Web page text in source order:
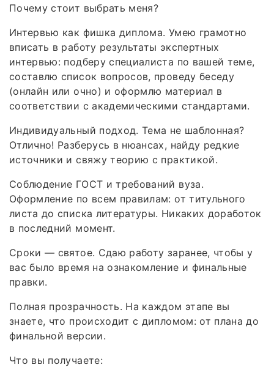
Почему стоит выбрать меня?
Интервью как фишка диплома. Умею грамотно
вписать в работу результаты экспертных
интервью: подберу специалиста по вашей теме,
составлю список вопросов, проведу беседу
(онлайн или очно) и оформлю материал в
соответствии с академическими стандартами.
Индивидуальный подход. Тема не шаблонная?
Отлично! Разберусь в нюансах, найду редкие
источники и свяжу теорию с практикой.
Соблюдение ГОСТ и требований вуза.
Оформление по всем правилам: от титульного
листа до списка литературы. Никаких доработок
в последний момент.
Сроки — святое. Сдаю работу заранее, чтобы у
вас было время на ознакомление и финальные
правки.
Полная прозрачность. На каждом этапе вы
знаете, что происходит с дипломом: от плана до
финальной версии.
Что вы получаете: